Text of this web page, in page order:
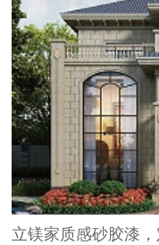
立镁家质感砂胶漆